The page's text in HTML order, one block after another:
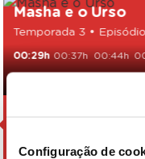
Configuração de
Masha e o Urso
Temporada 3 •
00:29h 00:37h 00:44h
23:26h
23:33h 23:41h